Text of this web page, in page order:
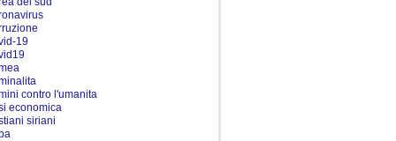
19
contro l'umanita
economica
siriani